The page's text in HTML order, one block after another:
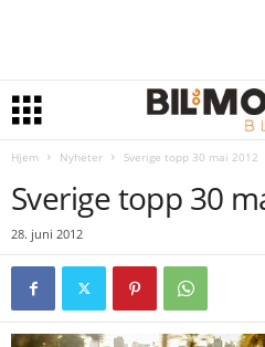
Hjem Nyheter Sverige topp 30 mai 2012
Sverige topp 30
28. juni 2012